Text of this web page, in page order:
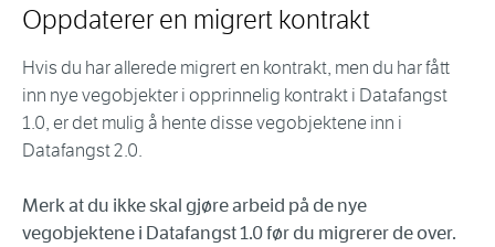
Oppdaterer en migrert kontrakt
Hvis du har allerede migrert en kontrakt, men du har fått
inn nye vegobjekteri opprinnelig kontrakt i Datafangst
1.0, er det mulig å hente disse vegobjektene inn i
Datafangst 2.0.
Merk at du ikke skal gjøre arbeid på de nye
vegobjektene i Datafangst 1.0 før du migrerer de over.